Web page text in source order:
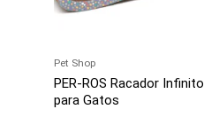
Pet Shop
PER-ROS Racador Infinito
para Gatos